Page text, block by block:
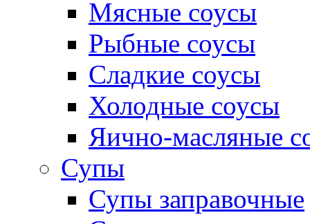
Мясные соусы
Рыбные соусы
Сладкие соусы
Холодные соусы
Яично-масляные
Супы
Супы заправочные